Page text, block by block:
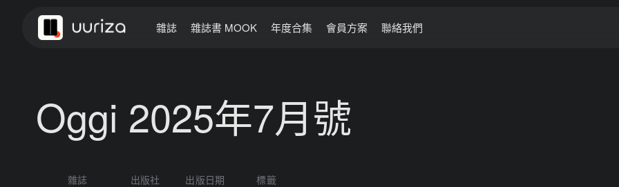
雜誌 雜誌書 MOOK 年度合集 會員方案 聯絡我們
Oggi 2025年7月號
雜誌 出版社 出版日期 標籤